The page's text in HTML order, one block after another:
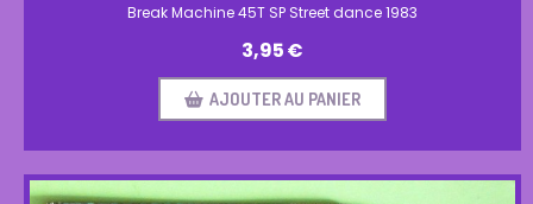
Break Machine 45T SP Street dance 1983
3,95€
AJOUTER AU PANIER